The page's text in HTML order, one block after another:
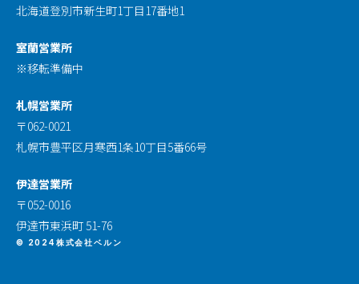
北海道登別市新生町1丁目17番地1
室蘭営業所
※移転準備中
札幌営業所
〒062-0021
札幌市豊平区月寒西1条10丁目5番66号
伊達営業所
〒052-0016
伊達市東浜町 51-76
© 2024株式会社ベルン